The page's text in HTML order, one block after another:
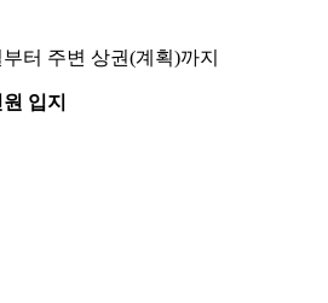
터 주변 상권(계획)까지
입지